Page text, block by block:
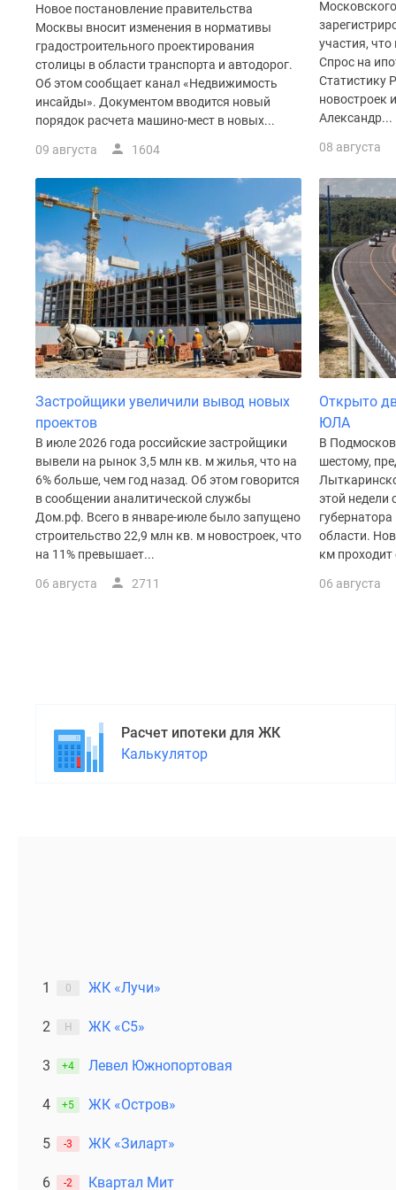
Рассрочка
Траншевая
ипотека
Москве
Готовые
Строящиеся
коттеджные
поселки
Коттеджные
поселки
Коттеджные
поселки
водоема
Коттеджные
поселки
ипотеку
Бизнес-
центры
Коттеджи
Новое постановление правительства
Москвы вносит изменения в нормативы
градостроительного проектирования
столицы в области транспорта и автодорог.
Об этом сообщает канал «Недвижимость
инсайды». Документом вводится новый
порядок расчета машино-мест в новых...
09 августа 1604
участия,
Спрос на
Статистику
новостроек
Александр...
08 августа
Застройщики увеличили вывод новых
проектов
В июле 2026 года российские застройщики
вывели на рынок 3,5 млн кв. м жилья, что на
6% больше, чем год назад. Об этом говорится
в сообщении аналитической службы
Дом.рф. Всего в январе-июле было запущено
строительство 22,9 млн кв. м новостроек, что
на 11% превышает...
06 августа 2711
Открыто
ЮЛА
В
шестому,
этой недели
области.
км
06 августа
Расчет ипотеки для ЖК
Калькулятор
1 0 ЖК «Лучи»
2 Н ЖК «С5»
3 +4 Левел Южнопортовая
4 +5 ЖК «Остров»
5 -3 ЖК «Зиларт»
6 -2 Квартал Мит